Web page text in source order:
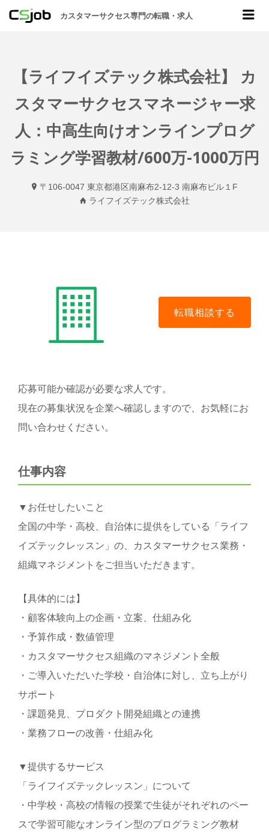
CSJOB
カスタマーサクセス専門の転職・求人
【ライフイズテック株式会社】 カ
スタマーサクセスマネージャー求
人：中高生向けオンラインプログ
ラミング学習教材/600万-1000万円
〒106-0047 東京都港区南麻布2-12-3 南麻布ビル１F
ライフイズテック株式会社
応募可能か確認が必要な求人です。
現在の募集状況を企業へ確認しますので、お気軽にお
問い合わせください。
仕事内容
▼お任せしたいこと
全国の中学・高校、自治体に提供をしている「ライフ
イズテックレッスン」の、カスタマーサクセス業務・
組織マネジメントをご担当いただきます。
【具体的には】
・顧客体験向上の企画・立案、仕組み化
・予算作成・数値管理
・カスタマーサクセス組織のマネジメント全般
・ご導入いただいた学校・自治体に対し、立ち上がり
サポート
・課題発見、プロダクト開発組織との連携
・業務フローの改善・仕組み化
▼提供するサービス
「ライフイズテックレッスン」について
・中学校・高校の情報の授業で生徒がそれぞれのペー
スで学習可能なオンライン型のプログラミング教材